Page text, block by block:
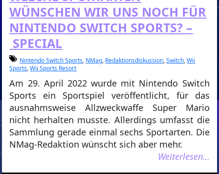
WÜNSCHEN WIR UNS NOCH FÜR
NINTENDO SWITCH SPORTS? –
SPECIAL
Nintendo Switch Sports, NMag, Redaktionsdiskussion,Switch,Wii
Sports,Wii Sports Resort
Am 29. April 2022 wurde mit Nintendo Switch
Sports ein Sportspiel veröffentlicht, für das
ausnahmsweise Allzweckwaffe Super Mario
nicht herhalten musste. Allerdings umfasst die
Sammlung gerade einmal sechs Sportarten. Die
NMag-Redaktion wünscht sich aber mehr.
Weiterlesen…